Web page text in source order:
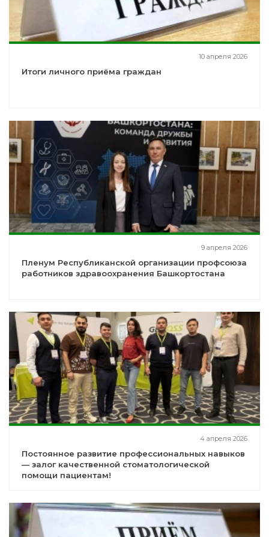
10 апреля 2026
Итоги личного приёма граждан
9 апреля 2026
Пленум Республиканской организации профсоюза
работников здравоохранения Башкортостана
4 апреля 2026
Постоянное развитие профессиональных навыков
— залог качественной стоматологической
помощи пациентам!